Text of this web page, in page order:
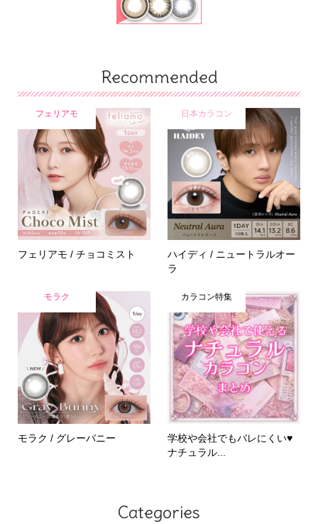
Recommended
フェリアモ
フェリアモ / チョコミスト
日本カラコン
ハイディ / ニュートラルオー
ラ
モラク
モラク / グレーバニー
カラコン特集
学校や会社でもバレにくい♥
ナチュラル...
Categories